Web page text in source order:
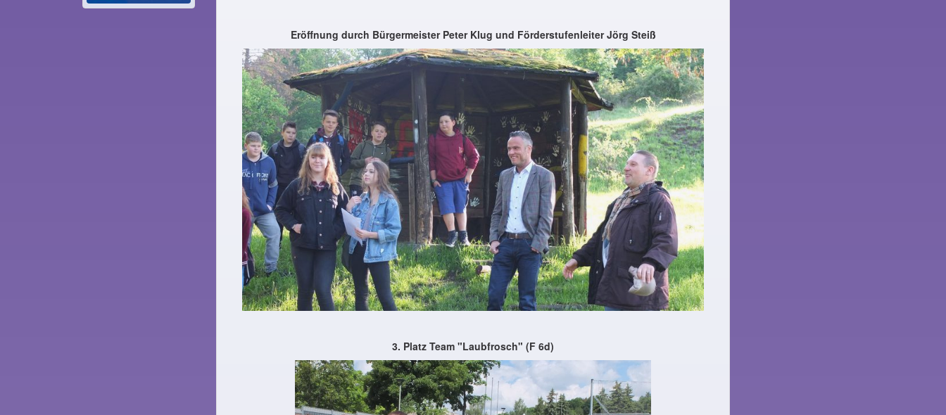
Eröffnung durch Bürgermeister Peter Klug und Förderstufenleiter Jörg Steiß
3. Platz Team "Laubfrosch" (F 6d)